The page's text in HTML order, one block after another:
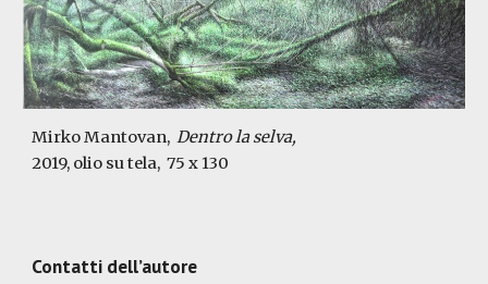
Mirko Mantovan, Dentro la selva,
2019, olio su tela, 75 x 130
Contatti dell’autore